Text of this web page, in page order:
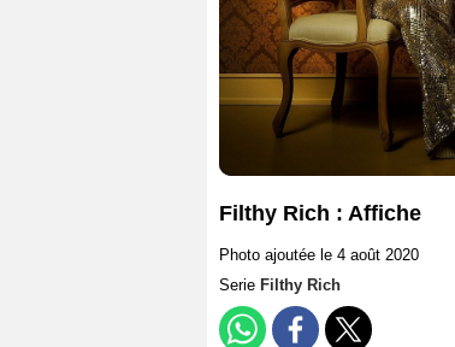
Filthy Rich : Affiche
Photo ajoutée le 4 août 2020
Serie Filthy Rich